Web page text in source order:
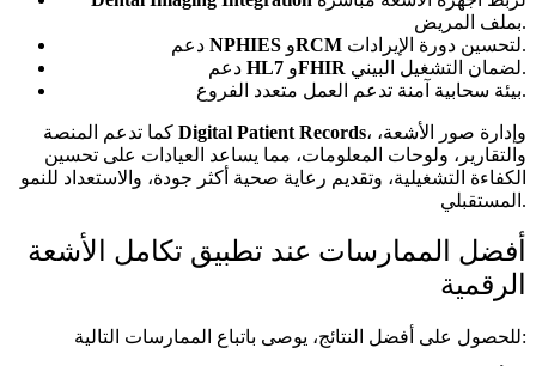
بملف المريض.
NPHIES وRCM
لتحسين دورة الإيرادات.
HL7 وFHIR
لضمان التشغيل البيني.
بيئة سحابية آمنة تدعم العمل متعدد الفروع.
Digital Patient Records، وإدارة صور الأشعة،
والتقارير، ولوحات المعلومات، مما يساعد العيادات على تحسين
الكفاءة التشغيلية، وتقديم رعاية صحية أكثر جودة، والاستعداد للنمو
المستقبلي.
أفضل الممارسات عند تطبيق تكامل الأشعة
الرقمية
للحصول على أفضل النتائج، يوصى باتباع الممارسات التالية: